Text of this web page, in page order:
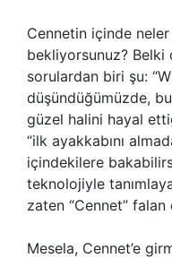
Cennetin içinde
bekliyorsunuz?
sorulardan biri şu:
düşündüğümüzde,
güzel halini hayal
“ilk ayakkabını
içindekilere
teknolojiyle
zaten “Cennet”
Mesela, Cennet’e